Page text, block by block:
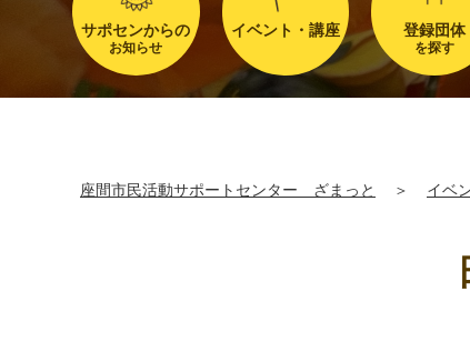
サポセンからの
お知らせ
イベント・講座 登録団体
を探す
座間市民活動サポートセンター ざまっと ＞ イベ